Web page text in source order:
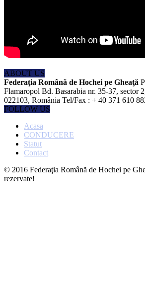
ABOUT US
Federaţia Română de Hochei pe Gheaţă
Flamaropol Bd. Basarabia nr. 35-37, sector
022103, România Tel/Fax : + 40 371 610
FOLLOW US
Acasa
CONDUCERE
Statut
Contact
© 2016 Federaţia Română de Hochei pe
rezervate!